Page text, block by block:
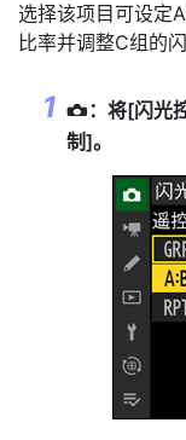
选择该项目可设定
比率并调整C组的
C：将[闪光
制]。